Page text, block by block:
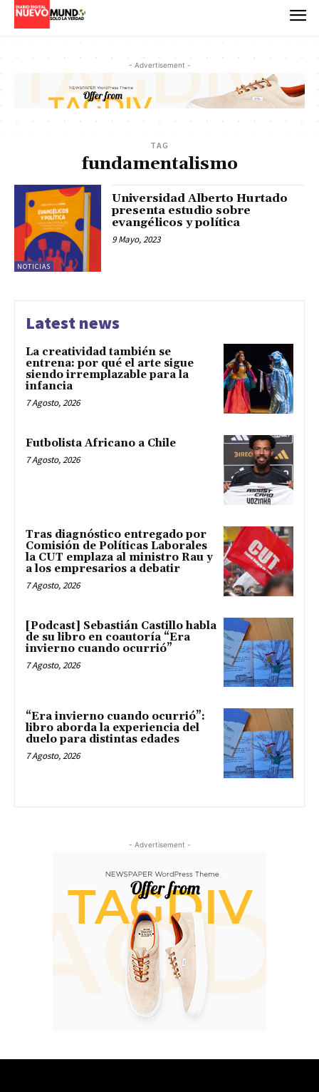
- Advertisement -
TAG
fundamentalismo
NOTICIAS
Universidad Alberto Hurtado
presenta estudio sobre
evangélicos y política
9 Mayo, 2023
Latest news
La creatividad también se
entrena: por qué el arte sigue
siendo irremplazable para la
infancia
7 Agosto, 2026
Futbolista Africano a Chile
7 Agosto, 2026
Tras diagnóstico entregado por
Comisión de Políticas Laborales
la CUT emplaza al ministro Rau y
a los empresarios a debatir
7 Agosto, 2026
[Podcast] Sebastián Castillo habla
de su libro en coautoría “Era
invierno cuando ocurrió”
7 Agosto, 2026
“Era invierno cuando ocurrió”:
libro aborda la experiencia del
duelo para distintas edades
7 Agosto, 2026
- Advertisement -